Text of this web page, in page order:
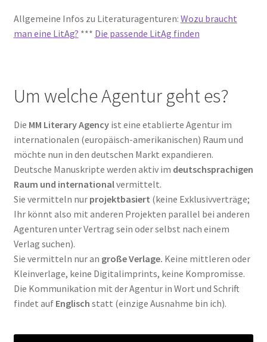
Allgemeine Infos zu Literaturagenturen: Wozu braucht
man eine LitAg? *** Die passende LitAg finden
Um welche Agentur geht es?
Die MM Literary Agencyist eine etablierte Agentur im
internationalen (europäisch-amerikanischen) Raum und
möchte nun in den deutschen Markt expandieren.
Deutsche Manuskripte werden aktiv im deutschsprachigen
Raum und internationalvermittelt.
Sie vermitteln nur projektbasiert (keine Exklusivverträge;
Ihr könnt also mit anderen Projekten parallel bei anderen
Agenturen unter Vertrag sein oder selbst nach einem
Verlag suchen).
Sie vermitteln nur an große Verlage. Keine mittleren oder
Kleinverlage, keine Digitalimprints, keine Kompromisse.
Die Kommunikation mit der Agentur in Wort und Schrift
findet auf Englisch statt (einzige Ausnahme bin ich).